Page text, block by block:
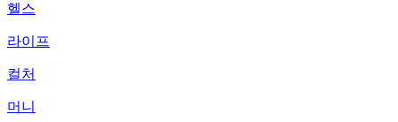
헬스
라이프
컬처
머니